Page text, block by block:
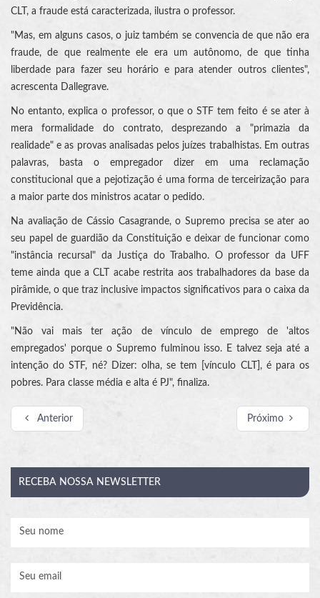
CLT, a fraude está caracterizada, ilustra o professor.
"Mas, em alguns casos, o juiz também se convencia de que não era
fraude, de que realmente ele era um autônomo, de que tinha
liberdade para fazer seu horário e para atender outros clientes",
acrescenta Dallegrave.
No entanto, explica o professor, o que o STF tem feito é se ater à
mera formalidade do contrato, desprezando a "primazia da
realidade" e as provas analisadas pelos juízes trabalhistas. Em outras
palavras, basta o empregador dizer em uma reclamação
constitucional que a pejotização é uma forma de terceirização para
a maior parte dos ministros acatar o pedido.
Na avaliação de Cássio Casagrande, o Supremo precisa se ater ao
seu papel de guardião da Constituição e deixar de funcionar como
"instância recursal" da Justiça do Trabalho. O professor da UFF
teme ainda que a CLT acabe restrita aos trabalhadores da base da
pirâmide, o que traz inclusive impactos significativos para o caixa da
Previdência.
"Não vai mais ter ação de vínculo de emprego de 'altos
empregados' porque o Supremo fulminou isso. E talvez seja até a
intenção do STF, né? Dizer: olha, se tem [vínculo CLT], é para os
pobres. Para classe média e alta é PJ", finaliza.
Anterior Próximo
RECEBA NOSSA NEWSLETTER